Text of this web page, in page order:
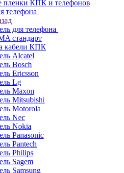
пленки КПК и телефонов
телефона
для телефона
стандарт
кабели КПК
Alcatel
Bosch
Ericsson
Lg
Maxon
Mitsubishi
Motorola
Nec
Nokia
Panasonic
Pantech
Philips
Sagem
Samsung